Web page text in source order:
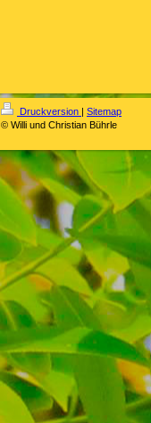
Druckversion | Sitemap
© Willi und Christian Bührle